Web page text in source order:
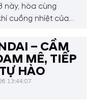
này, hòa cùng
cuồng nhiệt của
Thành Công Cầu
đến chương
hấp dẫn dành
khách hàng.
– CẦM
MÊ, TIẾP
HÀO
13:44:07